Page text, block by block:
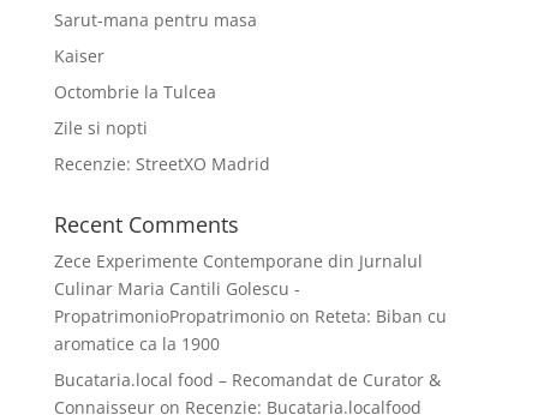
Sarut-mana pentru masa
Kaiser
Octombrie la Tulcea
Zile si nopti
Recenzie: StreetXO Madrid
Recent Comments
Zece Experimente Contemporane din Jurnalul
Culinar Maria Cantili Golescu -
PropatrimonioPropatrimonioon Reteta: Biban cu
aromatice ca la 1900
Bucataria.local food – Recomandat de Curator &
Connaisseuron Recenzie: Bucataria.localfood